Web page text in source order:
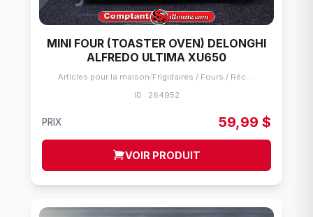
MINI FOUR (TOASTER OVEN) DELONGHI
ALFREDO ULTIMA XU650
Articles pour la maison/
Frigidaires / Fours / Réchauds
ID : 264952
PRIX 59,99 $
VOIR PRODUIT